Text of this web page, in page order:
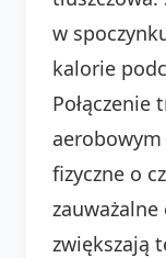
w
kalorie
Połączenie
fizyczne o
zwiększają